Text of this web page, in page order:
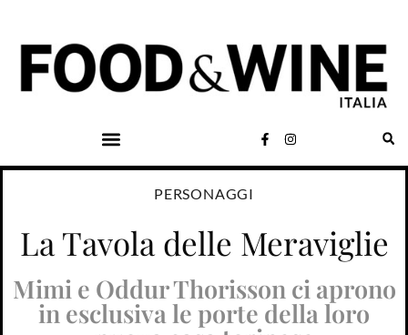
PERSONAGGI
La Tavola delle Meraviglie
Mimi e Oddur Thorisson ci aprono
in esclusiva le porte della loro